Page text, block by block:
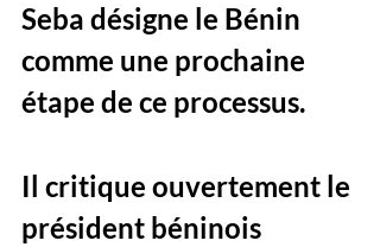
Seba désigne le Bénin
comme une prochaine
étape de ce processus.
Il critique ouvertement le
président béninois